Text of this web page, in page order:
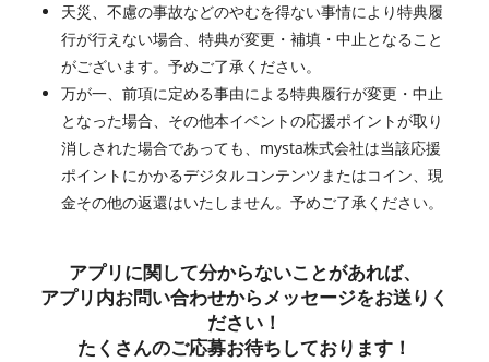
天災、不慮の事故などのやむを得ない事情により特典履
行が行えない場合、特典が変更・補填・中止となること
がございます。予めご了承ください。
万が一、前項に定める事由による特典履行が変更・中止
となった場合、その他本イベントの応援ポイントが取り
消しされた場合であっても、mysta株式会社は当該応援
ポイントにかかるデジタルコンテンツまたはコイン、現
金その他の返還はいたしません。予めご了承ください。
アプリに関して分からないことがあれば、
アプリ内お問い合わせからメッセージをお送りく
ださい！
たくさんのご応募お待ちしております！